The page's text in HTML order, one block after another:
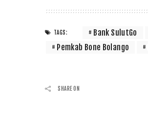
TAGS: Bank SulutGo
Pemkab Bone Bolango
SHARE ON